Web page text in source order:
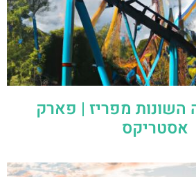
השונות מפריז | פארק
אסטריקס